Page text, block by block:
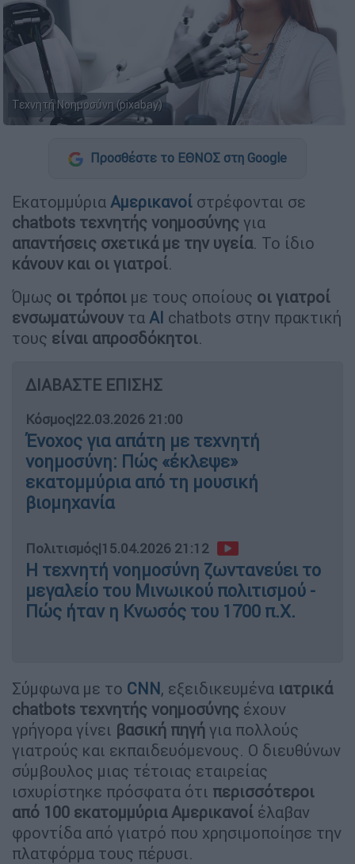
Τεχνητή Νοημοσύνη (pixabay)
Προσθέστε το ΕΘΝΟΣ στη Google
Εκατομμύρια Αμερικανοί στρέφονται σε
chatbots τεχνητής νοημοσύνης για
απαντήσεις σχετικά με την υγεία. Το ίδιο
κάνουν και οι γιατροί.
Όμως οι τρόποι με τους οποίους οι γιατροί
ενσωματώνουν τα AI chatbots στην πρακτική
τους είναι απροσδόκητοι.
ΔΙΑΒΑΣΤΕ ΕΠΙΣΗΣ
Κόσμος|22.03.2026 21:00
Ένοχος για απάτη με τεχνητή
νοημοσύνη: Πώς «έκλεψε»
εκατομμύρια από τη μουσική
βιομηχανία
Πολιτισμός|15.04.2026 21:12
Η τεχνητή νοημοσύνη ζωντανεύει το
μεγαλείο του Μινωικού πολιτισμού -
Πώς ήταν η Κνωσός του 1700 π.Χ.
Σύμφωνα με το CNN, εξειδικευμένα ιατρικά
chatbots τεχνητής νοημοσύνης έχουν
γρήγορα γίνει βασική πηγή για πολλούς
γιατρούς και εκπαιδευόμενους. Ο διευθύνων
σύμβουλος μιας τέτοιας εταιρείας
ισχυρίστηκε πρόσφατα ότι περισσότεροι
από 100 εκατομμύρια Αμερικανοί έλαβαν
φροντίδα από γιατρό που χρησιμοποίησε την
πλατφόρμα τους πέρυσι.